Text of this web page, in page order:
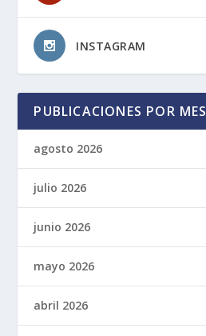
INSTAGRAM
PUBLICACIONES POR MES
agosto 2026
julio 2026
junio 2026
mayo 2026
abril 2026